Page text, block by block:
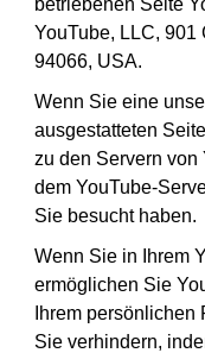
betriebenen Seite
YouTube, LLC, 901
94066, USA.
Wenn Sie eine
ausgestatteten
zu den Servern von
dem YouTube-
Sie besucht haben.
Wenn Sie in Ihrem
ermöglichen Sie
Ihrem
Sie verhindern,